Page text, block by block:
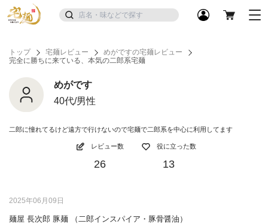
トップ 宅麺レビュー
めがですの宅麺レビュー
完全に勝ちに来ている、本気の二郎系宅麺
めがです
40代/男性
二郎に憧れてるけど遠方で行けないので宅麺で二郎系を中心に利用してます
レビュー数
26
役に立った数
13
2025年06月09日
麺屋 長次郎 豚麺 （二郎インスパイア・豚骨醤油）